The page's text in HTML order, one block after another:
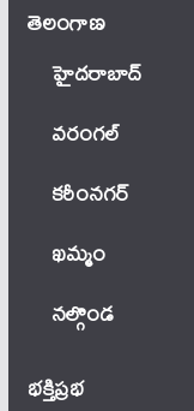
తెలంగాణ‌
హైదరాబాద్
వ‌రంగ‌ల్
కరీంనగర్
ఖ‌మ్మం
నల్గొండ
భక్తిప్రభ